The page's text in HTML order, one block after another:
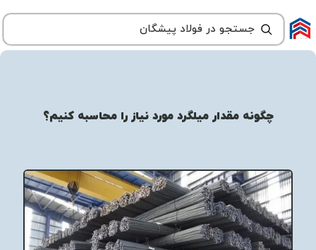
چگونه مقدار میلگرد مورد نیاز را محاسبه کنیم؟